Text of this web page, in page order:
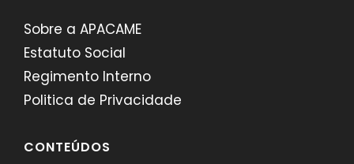
Sobre a APACAME
Estatuto Social
Regimento Interno
Politica de Privacidade
CONTEÚDOS